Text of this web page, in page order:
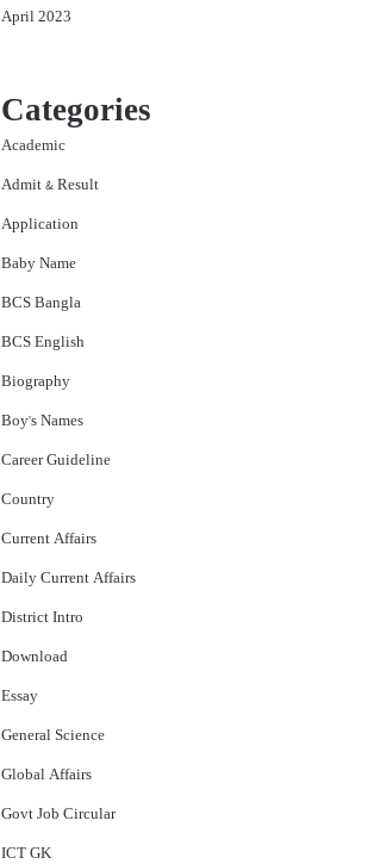
April 2023
Categories
Academic
Admit & Result
Application
Baby Name
BCS Bangla
BCS English
Biography
Boy's Names
Career Guideline
Country
Current Affairs
Daily Current Affairs
District Intro
Download
Essay
General Science
Global Affairs
Govt Job Circular
ICT GK